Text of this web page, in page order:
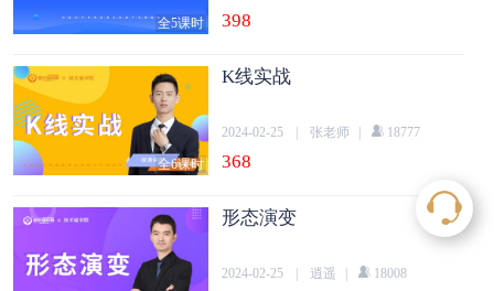
全5课时 398
全6课时
K线实战
2024-02-25 | 张老师 | 18777
368
形态演变
2024-02-25 逍遥 18008